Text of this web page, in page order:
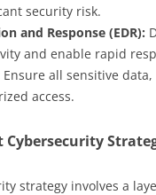
security risk.
and Response (EDR):
and enable rapid
Ensure all sensitive
access.
strategy involves a